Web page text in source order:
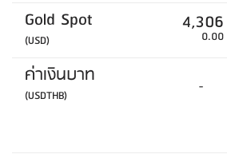
Gold Spot
(USD)
4,306
0.00
ค่าเงินบาท
(USDTHB) -